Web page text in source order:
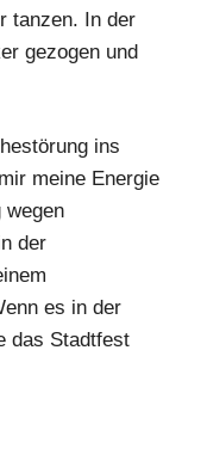
tanzen. In der
gezogen und
ins
meine Energie
wegen
der
es in der
das Stadtfest